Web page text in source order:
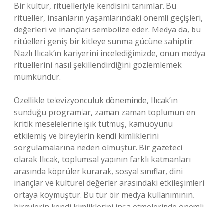
Bir kültür, ritüelleriyle kendisini tanımlar. Bu
ritüeller, insanların yaşamlarındaki önemli geçişleri,
değerleri ve inançları sembolize eder. Medya da, bu
ritüelleri geniş bir kitleye sunma gücüne sahiptir.
Nazlı Ilıcak’ın kariyerini incelediğimizde, onun medya
ritüellerini nasıl şekillendirdiğini gözlemlemek
mümkündür.
Özellikle televizyonculuk döneminde, Ilıcak’ın
sunduğu programlar, zaman zaman toplumun en
kritik meselelerine ışık tutmuş, kamuoyunu
etkilemiş ve bireylerin kendi kimliklerini
sorgulamalarına neden olmuştur. Bir gazeteci
olarak Ilıcak, toplumsal yapının farklı katmanları
arasında köprüler kurarak, sosyal sınıflar, dini
inançlar ve kültürel değerler arasındaki etkileşimleri
ortaya koymuştur. Bu tür bir medya kullanımının,